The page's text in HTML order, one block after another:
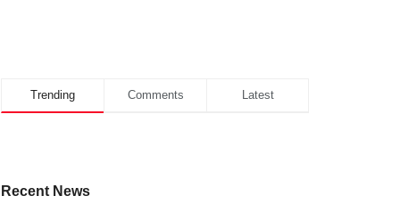
Trending Comments Latest
Recent News